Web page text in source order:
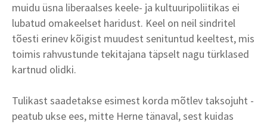
muidu üsna liberaalses keele- ja kultuuripoliitikas ei
lubatud omakeelset haridust. Keel on neil sindritel
tõesti erinev kõigist muudest senituntud keeltest, mis
toimis rahvustunde tekitajana täpselt nagu türklased
kartnud olidki.
Tulikast saadetakse esimest korda mõtlev taksojuht -
peatub ukse ees, mitte Herne tänaval, sest kuidas